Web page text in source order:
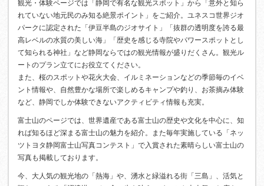
観光・体験ページでは「静岡で有名な観光スポット」から「意外と知ら
れていない地元民のみ知る絶景ポイント」をご紹介。ユネスコ世界ジオ
パークに認定された「伊豆半島のジオサイト」「抜群の透明度を誇る最
高レベルの水質の美しい海」「歴史を感じる寺院やパワースポットとし
て知られる神社」など静岡ならではの観光情報が盛りだくさん。観光ル
ートのプラン立てにお役立てください。
また、桜のスポットや花火大会、イルミネーションなどの季節毎のイベ
ント情報や、自然豊かな場所で楽しめるキャンプや釣り、お茶摘み体験
など、静岡でしか体験できないアクティビティ情報も充実。
富士山のページでは、世界遺産である富士山の歴史や文化を中心に、知
れば知るほど深まる富士山の魅力を紹介。また毎年実施している「ネッ
ツトヨタ静岡富士山写真コンテスト」で入賞された素晴らしい富士山の
写真も掲載しております。
今、大人気の観光地の「熱海」や、湧水と緑溢れる街「三島」、活気と